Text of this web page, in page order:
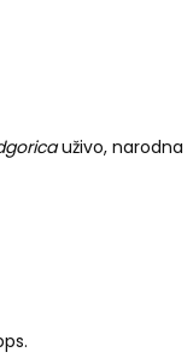
uživo, narodna